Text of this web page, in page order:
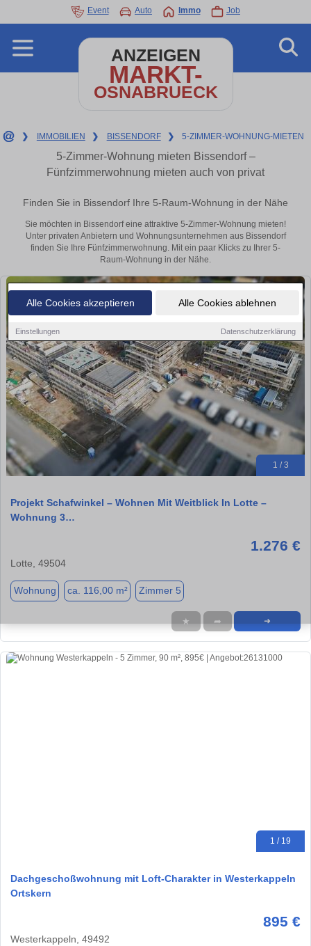
Alle Cookies akzeptieren Alle Cookies ablehnen
Einstellungen Datenschutzerklärung
Event Auto Immo Job
ANZEIGEN
MARKT-
OSNABRUECK
❯ IMMOBILIEN ❯ BISSENDORF ❯ 5-ZIMMER-WOHNUNG-MIETEN
5-Zimmer-Wohnung mieten Bissendorf –
Fünfzimmerwohnung mieten auch von privat
Finden Sie in Bissendorf Ihre 5-Raum-Wohnung in der Nähe
Sie möchten in Bissendorf eine attraktive 5-Zimmer-Wohnung mieten!
Unter privaten Anbietern und Wohnungsunternehmen aus Bissendorf
finden Sie Ihre Fünfzimmerwohnung. Mit ein paar Klicks zu Ihrer 5-
Raum-Wohnung in der Nähe.
1 / 3
Projekt Schafwinkel – Wohnen Mit Weitblick In Lotte –
Wohnung 3…
1.276 €
Lotte, 49504
Wohnung ca. 116,00 m² Zimmer 5
★ ➦ ➜
1 / 19
Dachgeschoßwohnung mit Loft-Charakter in Westerkappeln
Ortskern
895 €
Westerkappeln, 49492